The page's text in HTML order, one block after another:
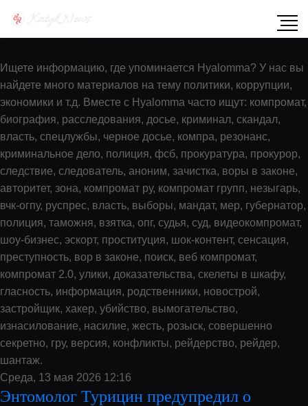
Показать содержимое по тегу:
Hyalomma
Ищете информацию, где упоминается Hyalomma? У нас вы
найдете много материалов на тему политики, коррупции,
экономики и т.д. Вместе с Hyalomma часто ищут: компромат,
биография, расследования, досье, криминал, скандал,
власть, спецлужбы, черное досье, компра, резонанс,
криминальное дело, полиция, фсб, прокуратура, прокурор,
следствие, следователь, аноним, зачистка, воры в законе,
авторитет, зона, компромат ру, компромат групп, незыгарь,
вчк-огпу, руспрес, власть, выборы, мандат, мер, губернатор,
полиция, таможня, взятка, опг, судья, суд, видеокомпромат,
шоу-бизнес, эскорт, проституция, шок-контент, сенсация,
преступность, вор в законе, поиск, веб компромат,
компромат 2.0, улики, доказательства, скелеты в шкафу,
гласность, информация, родственники, новострой,
застройщик, хакер, убийство, вымогательство,
изнасилование, насилие, жесть, розыск, совершенно
секретно, гру, версия, конфликты, рейдерство, рейдер,
шантаж.
Среда, 13 мая 2026 12:16
Энтомолог Турицин предупредил о